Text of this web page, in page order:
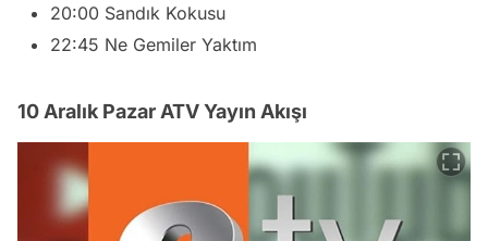
20:00 Sandık Kokusu
22:45 Ne Gemiler Yaktım
10 Aralık Pazar ATV Yayın Akışı